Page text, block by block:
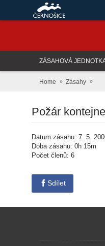
ZÁSAHOVÁ
Home Zásahy
Požár
Datum zásahu: 7. 5.
Doba zásahu: 0h 15m
Počet členů: 6
Sdílet